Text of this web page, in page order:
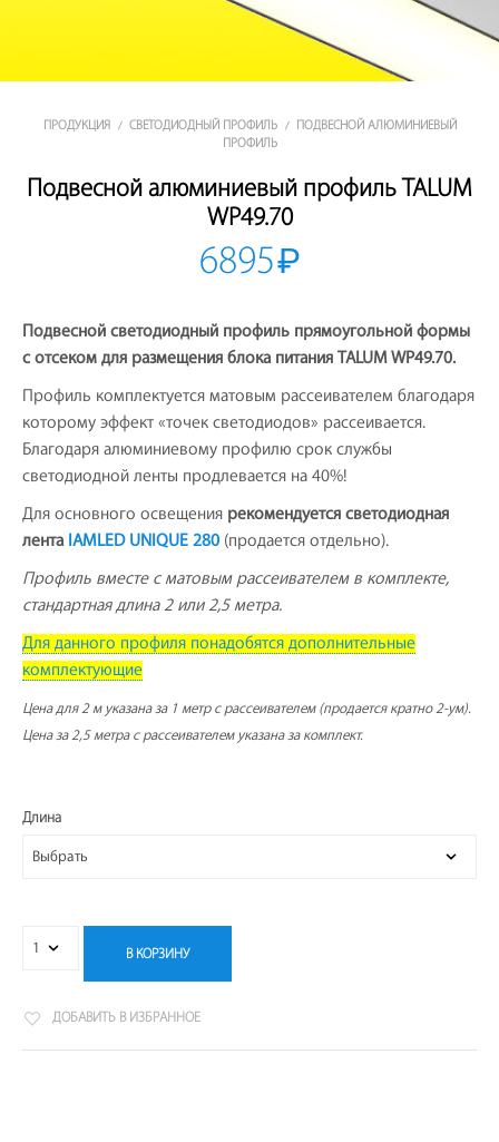
ПРОДУКЦИЯ / СВЕТОДИОДНЫЙ ПРОФИЛЬ /
ПОДВЕСНОЙ АЛЮМИНИЕВЫЙ
ПРОФИЛЬ
Подвесной алюминиевый профиль TALUM
WP49.70
6895₽
Подвесной светодиодный профиль прямоугольной формы
с отсеком для размещения блока питания TALUM WP49.70.
Профиль комплектуется матовым рассеивателем благодаря
которому эффект «точек светодиодов» рассеивается.
Благодаря алюминиевому профилю срок службы
светодиодной ленты продлевается на 40%!
Для основного освещения рекомендуется светодиодная
лента IAMLED UNIQUE 280 (продается отдельно).
Профиль вместе с матовым рассеивателем в комплекте,
стандартная длина 2 или 2,5 метра.
Для данного профиля понадобятся дополнительные
комплектующие
Цена для 2 м указана за 1 метр с рассеивателем (продается кратно 2-ум).
Цена за 2,5 метра с рассеивателем указана за комплект.
Длина
В КОРЗИНУ
ДОБАВИТЬ В ИЗБРАННОЕ